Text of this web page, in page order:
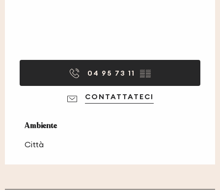
04 95 73 11 ▒▒
CONTATTATECI
Ambiente
Ambiente
Città